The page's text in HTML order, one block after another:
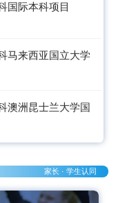
国际本科项目
马来西亚国立大学
澳洲昆士兰大学国
家长 · 学生认同